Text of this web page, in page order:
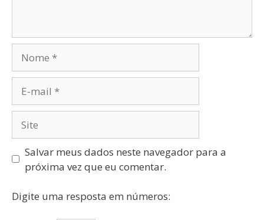
Salvar meus dados neste navegador para a
próxima vez que eu comentar.
Digite uma resposta em números: